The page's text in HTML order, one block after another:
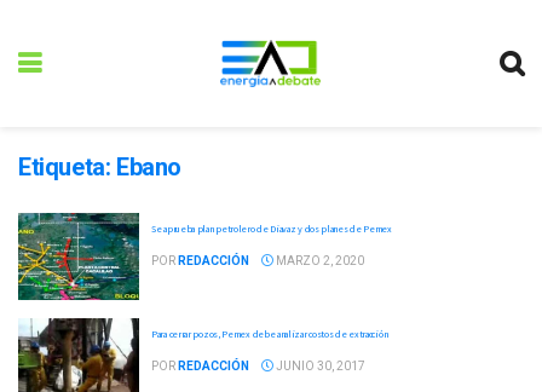
Etiqueta: Ebano
Se aprueba plan petrolero de Diavaz y dos planes de Pemex
POR REDACCIÓN MARZO 2, 2020
Para cerrar pozos, Pemex debe analizar costos de extracción
POR REDACCIÓN JUNIO 30, 2017